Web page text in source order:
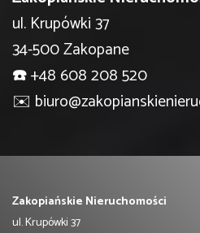
ul. Krupówki 37
34-500 Zakopane
☎️+48 608 208 520
✉️
Zakopiańskie Nieruchomości
ul. Krupówki 37